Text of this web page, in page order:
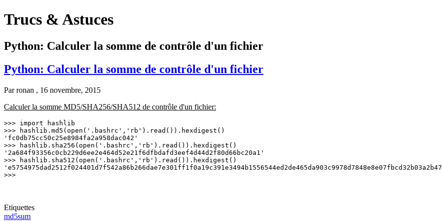
Trucs & Astuces
Python: Calculer la somme de contrôle d'un fichier
Python: Calculer la somme de contrôle d'un fichier
Parronan , 16 novembre, 2015
Calculer la somme MD5/SHA256/SHA512 de contrôle d'un fichier:
>>> import hashlib
>>> hashlib.md5(open('.bashrc','rb').read()).hexdigest()
'fc0db75cc50c25e8984fa2a958dac042'
>>> hashlib.sha256(open('.bashrc','rb').read()).hexdigest()
'2a684f93356c0cb229d6ee2e464d52e21f6dfbdafd3eef4d44d2f80d66bc20a1'
>>> hashlib.sha512(open('.bashrc','rb').read()).hexdigest()
>>>
Etiquettes
md5sum